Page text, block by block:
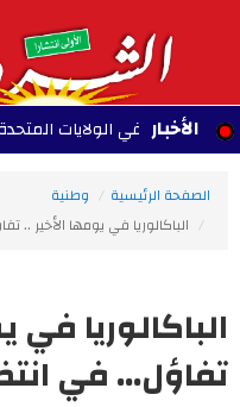
الأخبار
في الولايات المتحدة 07
الصفحة الرئيسية
وطنية
الباكالوريا في يومها الأخير ..
الباكالوريا في
تفاؤل... في